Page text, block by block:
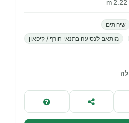
שירותים
מותאם לנסיעה בתנאי חורף / קיפאון